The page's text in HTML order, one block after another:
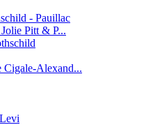
- Pauillac
Pitt & P...
Cigale-Alexand...